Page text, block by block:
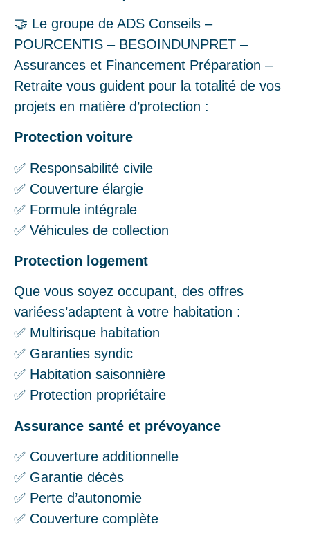
🤝 Le groupe de ADS Conseils –
POURCENTIS – BESOINDUNPRET –
Assurances et Financement Préparation –
Retraite vous guident pour la totalité de vos
projets en matière d’protection :
Protection voiture
✅ Responsabilité civile
✅ Couverture élargie
✅ Formule intégrale
✅ Véhicules de collection
Protection logement
Que vous soyez occupant, des offres
variéess’adaptent à votre habitation :
✅ Multirisque habitation
✅ Garanties syndic
✅ Habitation saisonnière
✅ Protection propriétaire
Assurance santé et prévoyance
✅ Couverture additionnelle
✅ Garantie décès
✅ Perte d’autonomie
✅ Couverture complète